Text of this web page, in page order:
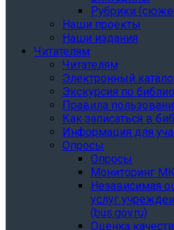
Рубрики
Наши проекты
Наши издания
Читателям
Читателям
Электронный
Экскурсия по
Правила
Как записаться в
Информация для
Опросы
Опросы
Мониторинг
Независимая
услуг
(bus.gov.ru)
Оценка